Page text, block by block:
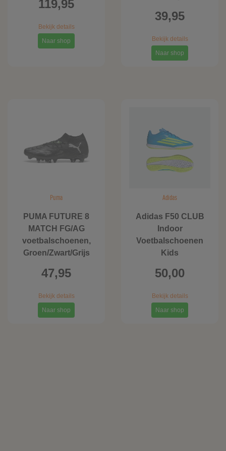
119,95
Bekijk details
Naar shop
39,95
Bekijk details
Naar shop
Puma
PUMA FUTURE 8
MATCH FG/AG
voetbalschoenen,
Groen/Zwart/Grijs
47,95
Bekijk details
Naar shop
Adidas
Adidas F50 CLUB
Indoor
Voetbalschoenen
Kids
50,00
Bekijk details
Naar shop